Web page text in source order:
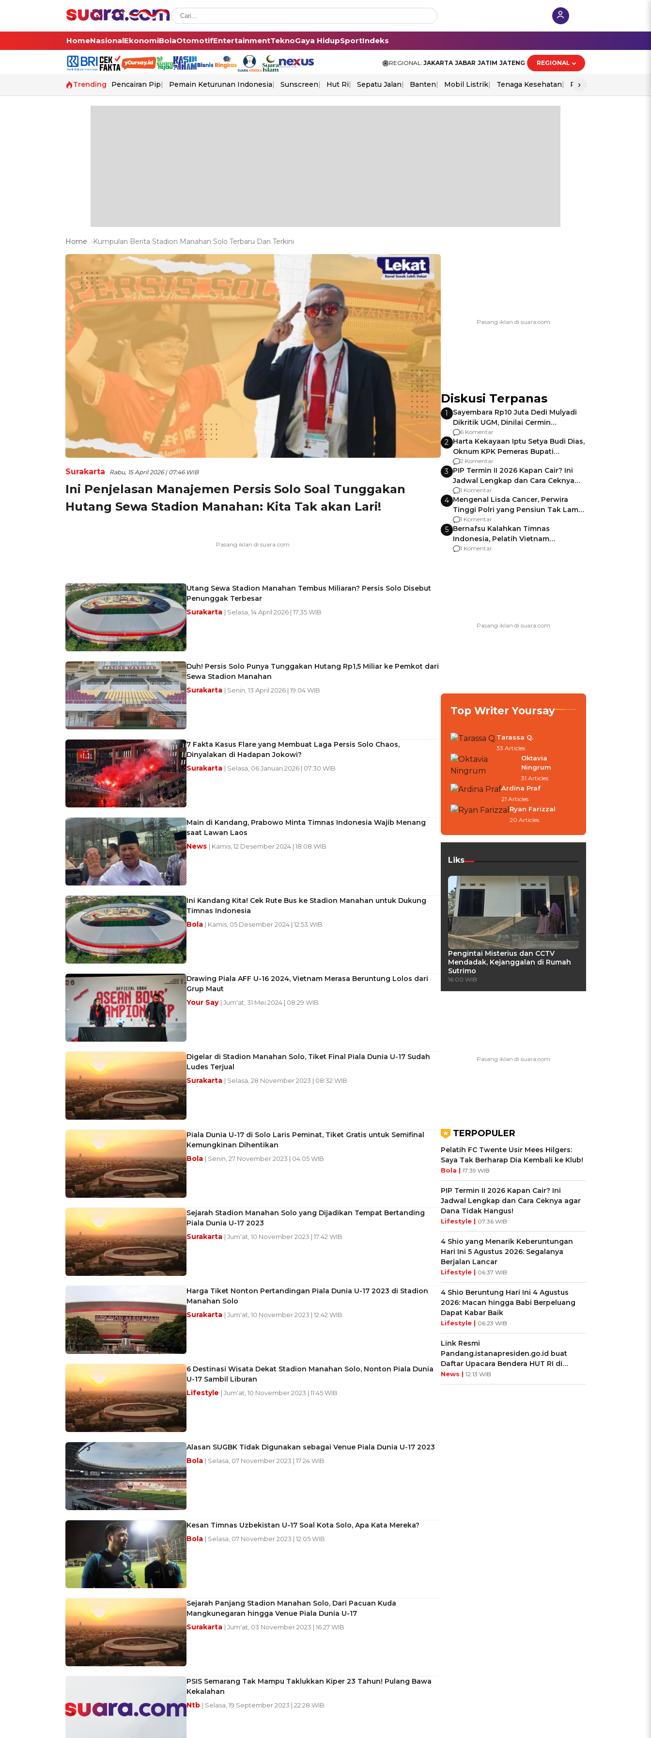
HomeNasionalEkonomiBolaOtomotifEntertainmentTeknoGaya HidupSportIndeks
REGIONAL: JAKARTA JABAR JATIM JATENG REGIONAL
Trending Pencairan Pip Pemain Keturunan Indonesia Sunscreen Hut Ri Sepatu Jalan Banten Mobil Listrik Tenaga Kesehatan Piala Aff 2026
›
Home Kumpulan Berita Stadion Manahan Solo Terbaru Dan Terkini
Surakarta Rabu, 15 April 2026 | 07:46 WIB
Ini Penjelasan Manajemen Persis Solo Soal Tunggakan
Hutang Sewa Stadion Manahan: Kita Tak akan Lari!
Utang Sewa Stadion Manahan Tembus Miliaran? Persis Solo Disebut
Penunggak Terbesar
Surakarta | Selasa, 14 April 2026 | 17:35 WIB
Duh! Persis Solo Punya Tunggakan Hutang Rp1,5 Miliar ke Pemkot dari
Sewa Stadion Manahan
Surakarta | Senin, 13 April 2026 | 19:04 WIB
7 Fakta Kasus Flare yang Membuat Laga Persis Solo Chaos,
Dinyalakan di Hadapan Jokowi?
Surakarta | Selasa, 06 Januari 2026 | 07:30 WIB
Main di Kandang, Prabowo Minta Timnas Indonesia Wajib Menang
saat Lawan Laos
News | Kamis, 12 Desember 2024 | 18:08 WIB
Ini Kandang Kita! Cek Rute Bus ke Stadion Manahan untuk Dukung
Timnas Indonesia
Bola | Kamis, 05 Desember 2024 | 12:53 WIB
Drawing Piala AFF U-16 2024, Vietnam Merasa Beruntung Lolos dari
Grup Maut
Your Say | Jum'at, 31 Mei 2024 | 08:29 WIB
Digelar di Stadion Manahan Solo, Tiket Final Piala Dunia U-17 Sudah
Ludes Terjual
Surakarta | Selasa, 28 November 2023 | 08:32 WIB
Piala Dunia U-17 di Solo Laris Peminat, Tiket Gratis untuk Semifinal
Kemungkinan Dihentikan
Bola | Senin, 27 November 2023 | 04:05 WIB
Sejarah Stadion Manahan Solo yang Dijadikan Tempat Bertanding
Piala Dunia U-17 2023
Surakarta | Jum'at, 10 November 2023 | 17:42 WIB
Harga Tiket Nonton Pertandingan Piala Dunia U-17 2023 di Stadion
Manahan Solo
Surakarta | Jum'at, 10 November 2023 | 12:42 WIB
6 Destinasi Wisata Dekat Stadion Manahan Solo, Nonton Piala Dunia
U-17 Sambil Liburan
Lifestyle | Jum'at, 10 November 2023 | 11:45 WIB
Alasan SUGBK Tidak Digunakan sebagai Venue Piala Dunia U-17 2023
Bola | Selasa, 07 November 2023 | 17:24 WIB
Kesan Timnas Uzbekistan U-17 Soal Kota Solo, Apa Kata Mereka?
Bola | Selasa, 07 November 2023 | 12:05 WIB
Sejarah Panjang Stadion Manahan Solo, Dari Pacuan Kuda
Mangkunegaran hingga Venue Piala Dunia U-17
Surakarta | Jum'at, 03 November 2023 | 16:27 WIB
PSIS Semarang Tak Mampu Taklukkan Kiper 23 Tahun! Pulang Bawa
Kekalahan
Ntb | Selasa, 19 September 2023 | 22:28 WIB
Diskusi Terpanas
1
Sayembara Rp10 Juta Dedi Mulyadi
Dikritik UGM, Dinilai Cermin
Gagalnya Negara Jamin Keamanan
6 Komentar
2 Harta Kekayaan Iptu Setya Budi Dias,
Oknum KPK Pemeras Bupati
Pemalang
2 Komentar
3 PIP Termin II 2026 Kapan Cair? Ini
Jadwal Lengkap dan Cara Ceknya
agar Dana Tidak Hangus!
1 Komentar
4 Mengenal Lisda Cancer, Perwira
Tinggi Polri yang Pensiun Tak Lama
Usai Jadi Brigjen
1 Komentar
5 Bernafsu Kalahkan Timnas
Indonesia, Pelatih Vietnam
Berencana Pakai Jimat di Pakansari
1 Komentar
Top Writer Yoursay
Tarassa Q.
33 Articles
Oktavia
Ningrum
31 Articles
Ardina Praf
21 Articles
Ryan Farizzal
20 Articles
Liks
Pengintai Misterius dan CCTV
Mendadak, Kejanggalan di Rumah
Sutrimo
16:00 WIB
TERPOPULER
Pelatih FC Twente Usir Mees Hilgers:
Saya Tak Berharap Dia Kembali ke Klub!
Bola | 17:39 WIB
PIP Termin II 2026 Kapan Cair? Ini
Jadwal Lengkap dan Cara Ceknya agar
Dana Tidak Hangus!
Lifestyle | 07:36 WIB
4 Shio yang Menarik Keberuntungan
Hari Ini 5 Agustus 2026: Segalanya
Berjalan Lancar
Lifestyle | 06:37 WIB
4 Shio Beruntung Hari Ini 4 Agustus
2026: Macan hingga Babi Berpeluang
Dapat Kabar Baik
Lifestyle | 06:23 WIB
Link Resmi
Pandang.istanapresiden.go.id buat
Daftar Upacara Bendera HUT RI di
Istana Negara
News | 12:13 WIB